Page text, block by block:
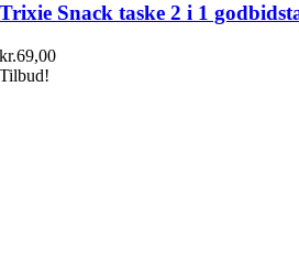
Trixie Snack taske 2 i 1
kr.69,00
Tilbud!